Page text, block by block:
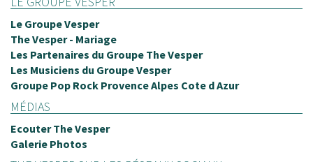
Le Groupe Vesper
The Vesper - Mariage
Les Partenaires du Groupe The Vesper
Les Musiciens du Groupe Vesper
Groupe Pop Rock Provence Alpes Cote d Azur
MÉDIAS
Ecouter The Vesper
Galerie Photos